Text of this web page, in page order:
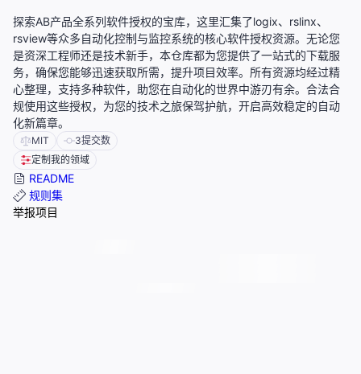
探索AB产品全系列软件授权的宝库，这里汇集了logix、rslinx、
rsview等众多自动化控制与监控系统的核心软件授权资源。无论您
是资深工程师还是技术新手，本仓库都为您提供了一站式的下载服
务，确保您能够迅速获取所需，提升项目效率。所有资源均经过精
心整理，支持多种软件，助您在自动化的世界中游刃有余。合法合
规使用这些授权，为您的技术之旅保驾护航，开启高效稳定的自动
化新篇章。
MIT 3提交数
定制我的领域
README
规则集
举报项目